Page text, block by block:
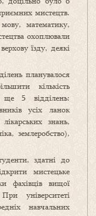
мистецтв.
математику,
охоплювали
їзду, деякі
планувалося
кількість
ще 5 відділень:
усіх ланок
знань,
землеробство),
здатні до
мистецьке
фахівців вищої
університеті
навчальних